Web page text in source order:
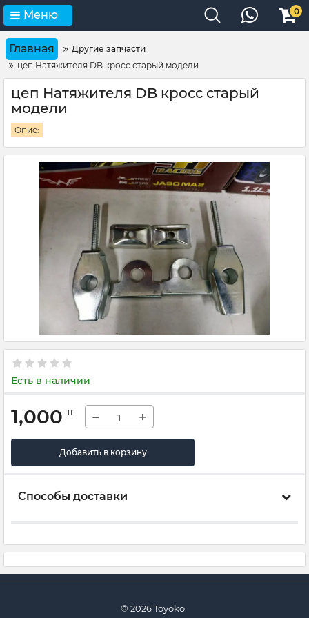
Меню 0
Главная
Другие запчасти
цеп Натяжителя DB кросс старый модели
цеп Натяжителя DB кросс старый
модели
Опис:
Есть в наличии
1,000 тг − +
Добавить в корзину
Способы доставки
© 2026 Toyoko